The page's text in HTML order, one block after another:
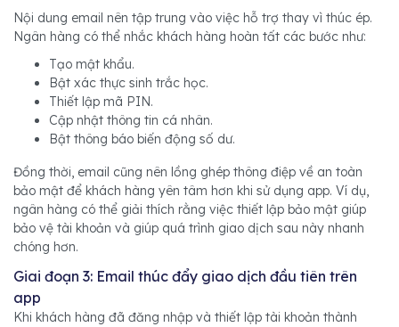
Nội dung email nên tập trung vào việc hỗ trợ thay vì thúc ép.
Ngân hàng có thể nhắc khách hàng hoàn tất các bước như:
Tạo mật khẩu.
Bật xác thực sinh trắc học.
Thiết lập mã PIN.
Cập nhật thông tin cá nhân.
Bật thông báo biến động số dư.
Đồng thời, email cũng nên lồng ghép thông điệp về an toàn
bảo mật để khách hàng yên tâm hơn khi sử dụng app. Ví dụ,
ngân hàng có thể giải thích rằng việc thiết lập bảo mật giúp
bảo vệ tài khoản và giúp quá trình giao dịch sau này nhanh
chóng hơn.
Giai đoạn 3: Email thúc đẩy giao dịch đầu tiên trên
app
Khi khách hàng đã đăng nhập và thiết lập tài khoản thành